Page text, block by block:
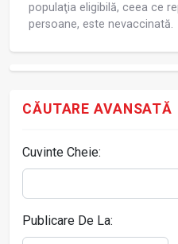
populaţia eligibilă, ceea ce
persoane, este nevaccinată.
CĂUTARE AVANSATĂ
Cuvinte Cheie:
Publicare De La: